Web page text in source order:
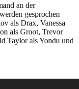
an der
gesprochen
als Drax, Vanessa
als Groot, Trevor
Taylor als Yondu und